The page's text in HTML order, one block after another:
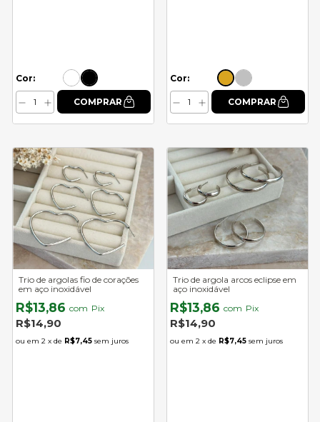
Cor: Cor:
Trio de argolas fio de corações
em aço inoxidável
R$13,86 com Pix
R$14,90
2 x de R$7,45 sem juros
Trio de argola arcos eclipse em
aço inoxidável
R$13,86 com Pix
R$14,90
2 x de R$7,45 sem juros